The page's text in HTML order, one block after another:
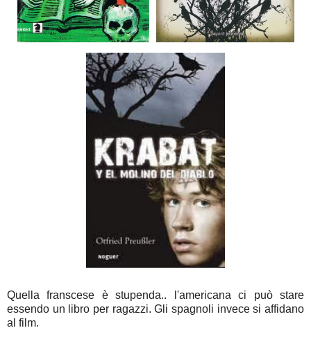
Quella franscese è stupenda.. l'americana ci può stare
essendo un libro per ragazzi. Gli spagnoli invece si affidano
al film.